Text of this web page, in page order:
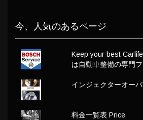
今、人気のあるページ
Keep your best
は自動車整備の専門
インジェクターオー
料金一覧表 Price